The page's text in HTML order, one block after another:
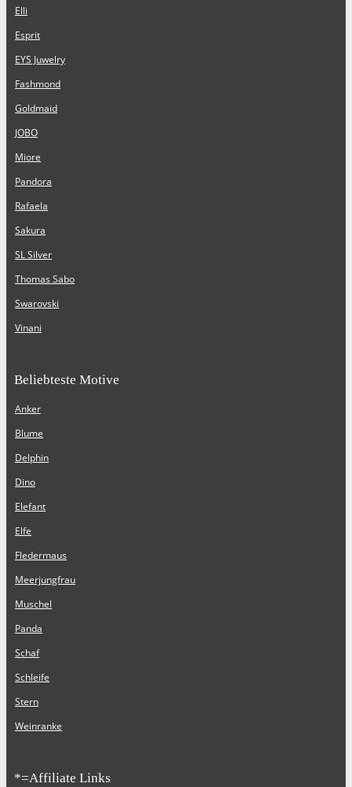
Elli
Esprit
EYS Juwelry
Fashmond
Goldmaid
JOBO
Miore
Pandora
Rafaela
Sakura
SL Silver
Thomas Sabo
Swarovski
Vinani
Beliebteste Motive
Anker
Blume
Delphin
Dino
Elefant
Elfe
Fledermaus
Meerjungfrau
Muschel
Panda
Schaf
Schleife
Stern
Weinranke
*=Affiliate Links